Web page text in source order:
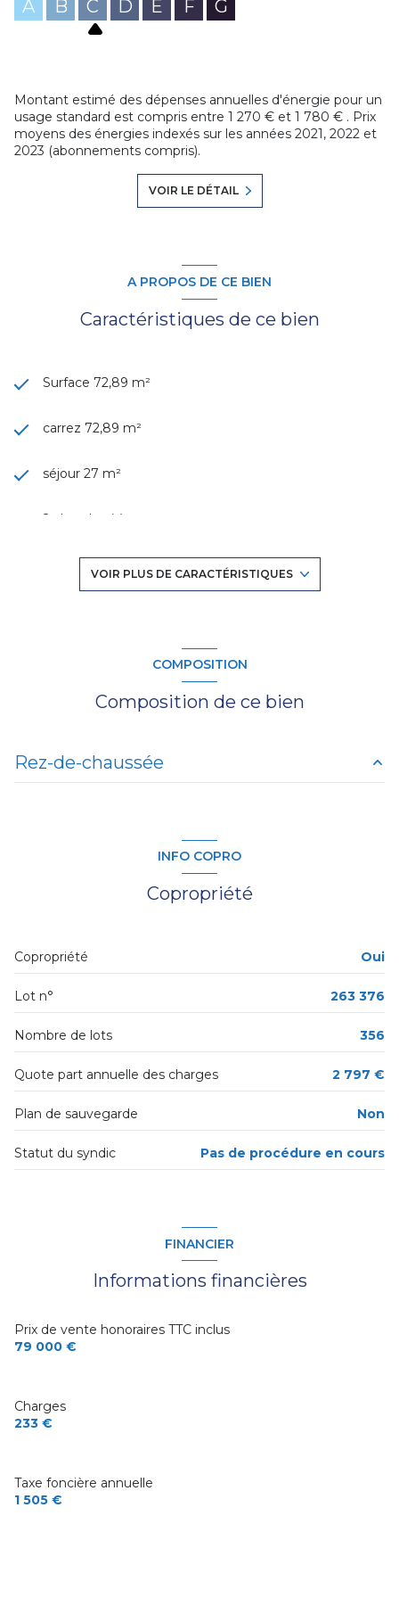
A B C D E F G
Montant estimé des dépenses annuelles d'énergie pour un
usage standard est compris entre 1 270 € et 1 780 € . Prix
moyens des énergies indexés sur les années 2021, 2022 et
2023 (abonnements compris).
VOIR LE DÉTAIL
A PROPOS DE CE BIEN
Caractéristiques de ce bien
Surface 72,89 m²
carrez 72,89 m²
séjour 27 m²
2 chambre(s)
Chauffage collectif : chaudière (aérothermique)
balcon
VOIR PLUS DE CARACTÉRISTIQUES
COMPOSITION
Composition de ce bien
Rez-de-chaussée
salle d'eau
degagement
9.84 m²
WC
1.06 m²
INFO COPRO
Copropriété
Copropriété Oui
Lot n° 263 376
Nombre de lots 356
Quote part annuelle des charges 2 797 €
Plan de sauvegarde Non
Statut du syndic Pas de procédure en cours
FINANCIER
Informations financières
Prix de vente honoraires TTC inclus
79 000 €
Charges
233 €
Taxe foncière annuelle
1 505 €